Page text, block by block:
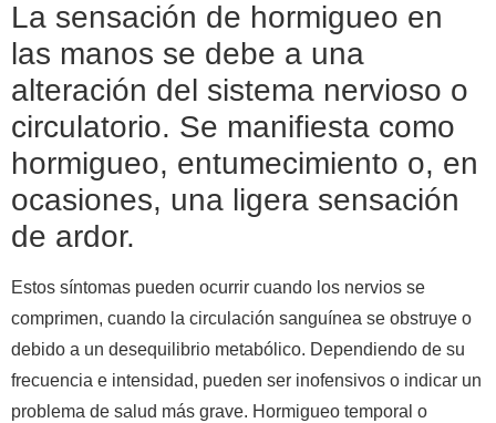
La sensación de hormigueo en
las manos se debe a una
alteración del sistema nervioso o
circulatorio. Se manifiesta como
hormigueo, entumecimiento o, en
ocasiones, una ligera sensación
de ardor.
Estos síntomas pueden ocurrir cuando los nervios se
comprimen, cuando la circulación sanguínea se obstruye o
debido a un desequilibrio metabólico. Dependiendo de su
frecuencia e intensidad, pueden ser inofensivos o indicar un
problema de salud más grave. Hormigueo temporal o